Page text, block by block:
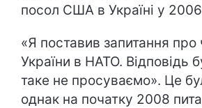
посол США в Україні у
«Я поставив запитання про
України в НАТО. Відповідь
таке не просуваємо». Це
однак на початку 2008